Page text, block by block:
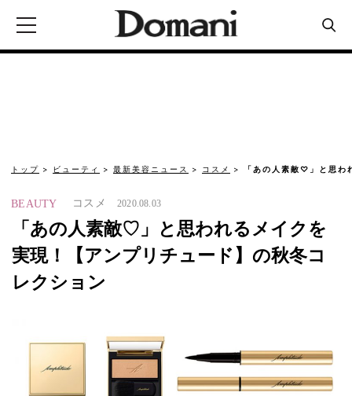
トップ ビューティ 最新美容ニュース コスメ 「あの人素敵♡」と思
BEAUTY コスメ 2020.08.03
「あの人素敵♡」と思われるメイクを
実現！【アンプリチュード】の秋冬コ
レクション